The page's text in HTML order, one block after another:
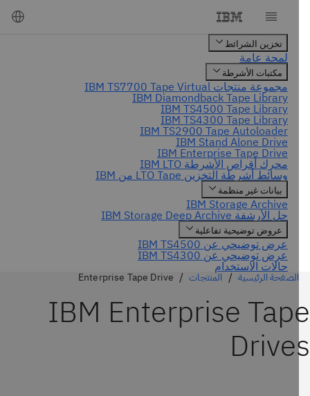
الصفحة الرئيسية المنتجات Enterprise Tape Drive
IBM Enterprise